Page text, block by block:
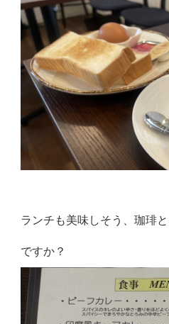
ランチも美味しそう、珈琲
ですか？